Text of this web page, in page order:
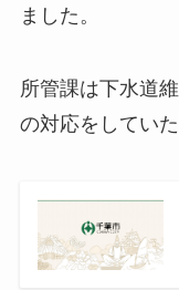
ました。
所管課は下水道
の対応をしてい